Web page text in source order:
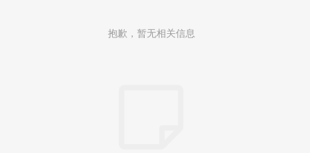
抱歉，暂无相关信息